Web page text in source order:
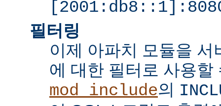
필터링
이제 아파치 모듈을
에 대한 필터로 사용할
mod_include의